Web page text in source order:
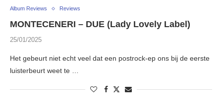
Album Reviews Reviews
MONTECENERI – DUE (Lady Lovely Label)
25/01/2025
Het gebeurt niet echt veel dat een postrock-ep ons bij de eerste
luisterbeurt weet te …